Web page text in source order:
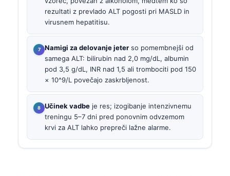
rezultati z prevlado ALT pogosti pri MASLD in
virusnem hepatitisu.
Namigi za delovanje jeter so pomembnejši od
samega ALT: bilirubin nad 2,0 mg/dL, albumin
pod 3,5 g/dL, INR nad 1,5 ali trombociti pod 150
× 10^9/L povečajo zaskrbljenost.
Učinek vadbe je res; izogibanje intenzivnemu
treningu 5–7 dni pred ponovnim odvzemom
krvi za ALT lahko prepreči lažne alarme.